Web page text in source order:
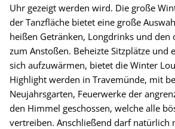
Uhr gezeigt werden wird. Die große
der Tanzfläche bietet eine große
heißen Getränken, Longdrinks und den
zum Anstoßen. Beheizte Sitzplätze und
sich aufzuwärmen, bietet die Winter
Highlight werden in Travemünde, mit
Neujahrsgarten, Feuerwerke der
den Himmel geschossen, welche alle
vertreiben. Anschließend darf natürlich